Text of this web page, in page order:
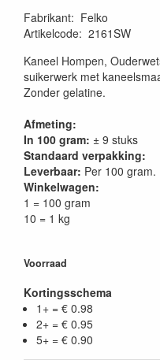
Fabrikant: Felko
Artikelcode: 2161SW
Kaneel Hompen,
suikerwerk met
Zonder gelatine.
Afmeting:
In 100 gram: ± 9 stuks
Standaard verpakking:
Leverbaar: Per 100 gram.
Winkelwagen:
1 = 100 gram
10 = 1 kg
Voorraad
Kortingsschema
1+ = € 0.98
2+ = € 0.95
5+ = € 0.90